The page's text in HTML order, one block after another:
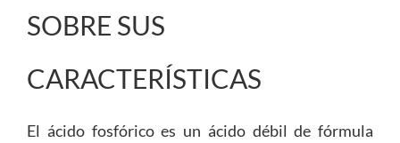
SOBRE SUS
CARACTERÍSTICAS
El ácido fosfórico es un ácido débil de fórmula